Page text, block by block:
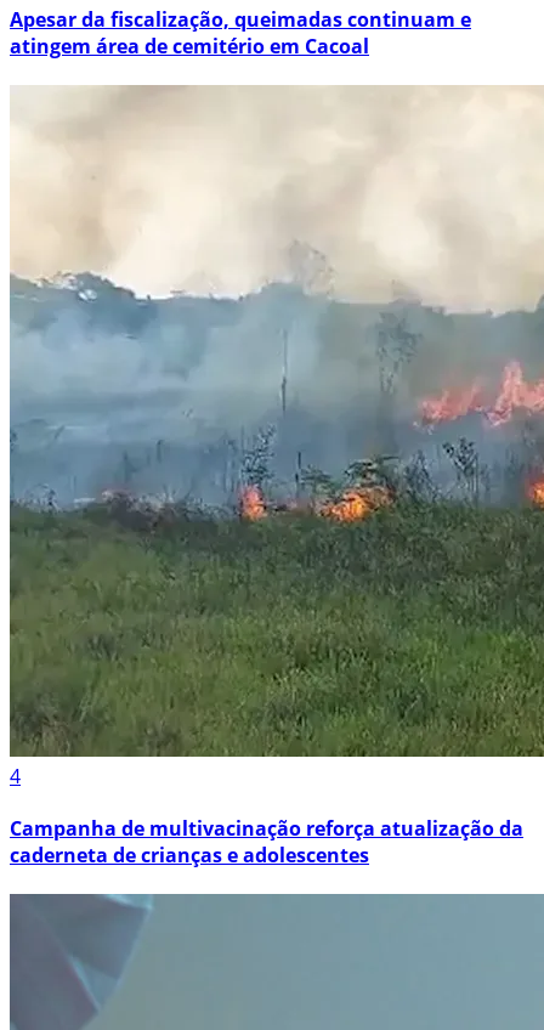
Apesar da fiscalização, queimadas continuam e
atingem área de cemitério em Cacoal
4
Campanha de multivacinação reforça atualização da
caderneta de crianças e adolescentes